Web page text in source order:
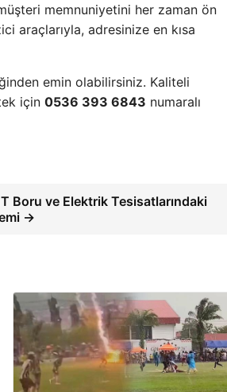
memnuniyetini her zaman ön
araçlarıyla, adresinize en kısa
emin olabilirsiniz. Kaliteli
için 0536 393 6843 numaralı
Boru ve Elektrik Tesisatlarındaki
→